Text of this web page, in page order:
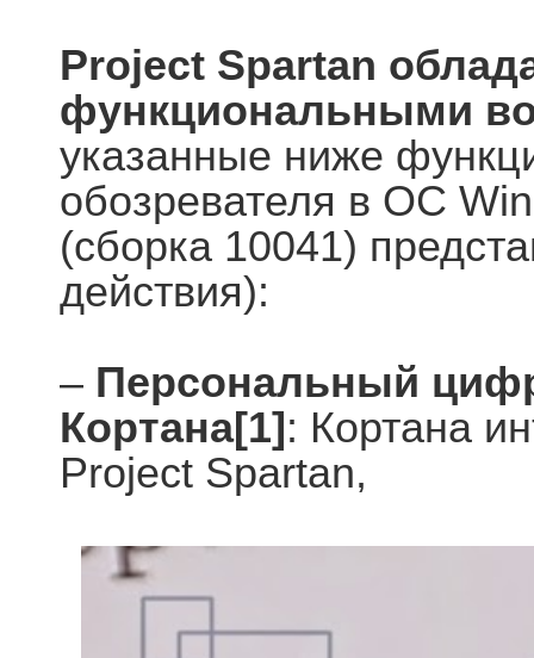
Project Spartan
функциональными
указанные ниже
обозревателя в ОС
(сборка 10041)
действия):
– Персональный
Кортана[1]: Кортана
Project Spartan,